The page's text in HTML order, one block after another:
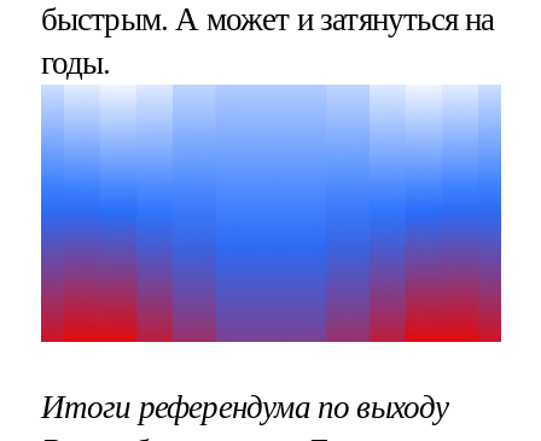
быстрым. А может и затянуться на
годы.
Итоги референдума по выходу